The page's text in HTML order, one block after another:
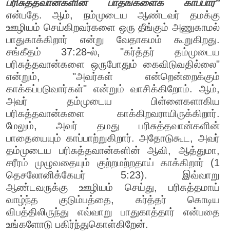
பரிசுத்தவான்களின் பாதங்களைக் காப்பார்"
என்பதே. ஆம், நம்முடைய ஆண்டவர் தமக்கு
ஊழியம் செய்கிறவர்களை ஒரு தீங்கும் அணுகாமல்
பாதுகாக்கிறார் என்று வேதாகமம் கூறுகிறது.
சங்கீதம் 37:28-ல், "கர்த்தர் தம்முடைய
பரிசுத்தவான்களை ஒருபோதும் கைவிடுவதில்லை"
என்றும், "அவர்கள் என்றென்றைக்கும்
காக்கப்படுவார்கள்" என்றும் வாசிக்கிறோம். ஆம்,
அவர் தம்முடைய பிள்ளைகளாகிய
பரிசுத்தவான்களை காக்கிறவராயிருக்கிறார்.
மேலும், அவர் தமது பரிசுத்தவான்களின்
பாதையையும் காப்பாற்றுகிறார். அதோடுகூட, அவர்
தம்முடைய பரிசுத்தவான்களின் ஆவி, ஆத்துமா,
சரீரம் முழுவதையும் குற்றமற்றதாய் காக்கிறார் (1
தெசலோனிக்கேயர் 5:23). இவ்வாறு
ஆண்டவருக்கு ஊழியம் செய்து, பரிசுத்தமாய்
வாழ்ந்த குடும்பத்தை, கர்த்தர் கொடிய
விபத்திலிருந்து எவ்வாறு பாதுகாத்தார் என்பதை
உங்களோடு பகிர்ந்துகொள்கிறேன்.